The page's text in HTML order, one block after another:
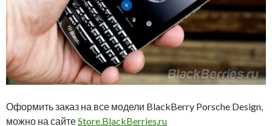
Оформить заказ на все модели BlackBerry Porsche Design,
можно на сайтеStore.BlackBerries.ru